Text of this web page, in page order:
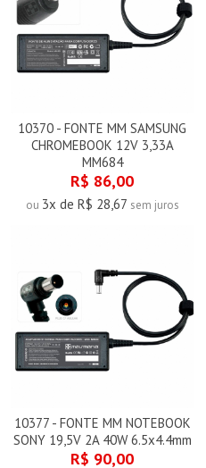
10370 - FONTE MM SAMSUNG
CHROMEBOOK 12V 3,33A
MM684
R$ 86,00
ou 3x de R$ 28,67 sem juros
10377 - FONTE MM NOTEBOOK
SONY 19,5V 2A 40W 6.5x4.4mm
R$ 90,00